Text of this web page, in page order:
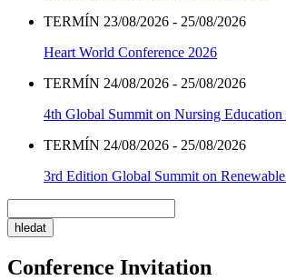
TERMÍN 23/08/2026 - 25/08/2026
Heart World Conference 2026
TERMÍN 24/08/2026 - 25/08/2026
4th Global Summit on Nursing Education
TERMÍN 24/08/2026 - 25/08/2026
3rd Edition Global Summit on
Conference Invitation